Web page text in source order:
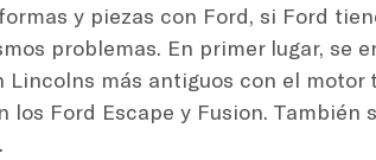
y piezas con Ford, si Ford
problemas. En primer lugar, se
más antiguos con el
Ford Escape y Fusion.